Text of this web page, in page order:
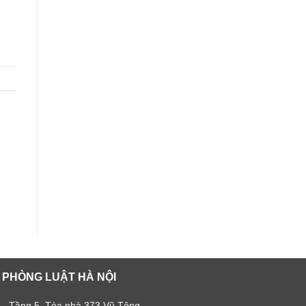
LUẬT HÀ NỘI